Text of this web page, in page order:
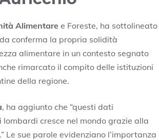
Alimentare e Foreste, ha sottolineato
conferma la propria solidità
alimentare in un contesto segnato
rimarcato il compito delle istituzioni
della regione.
, ha aggiunto che “questi dati
cresce nel mondo grazie alla
sue parole evidenziano l’importanza